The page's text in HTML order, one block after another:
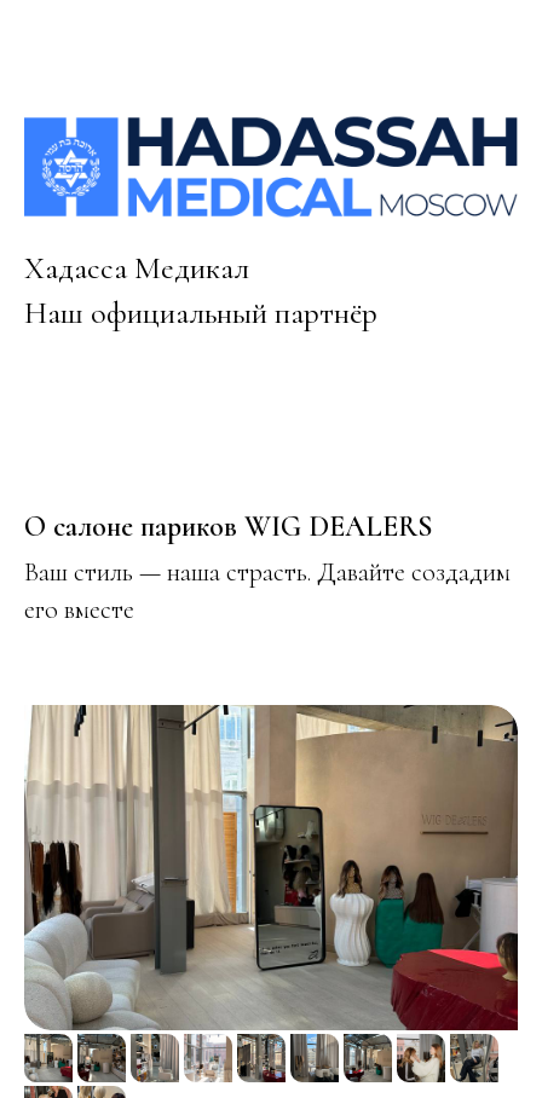
Хадасса Медикал
Наш официальный партнёр
О салоне париков WIG DEALERS
Ваш стиль — наша страсть. Давайте создадим
его вместе